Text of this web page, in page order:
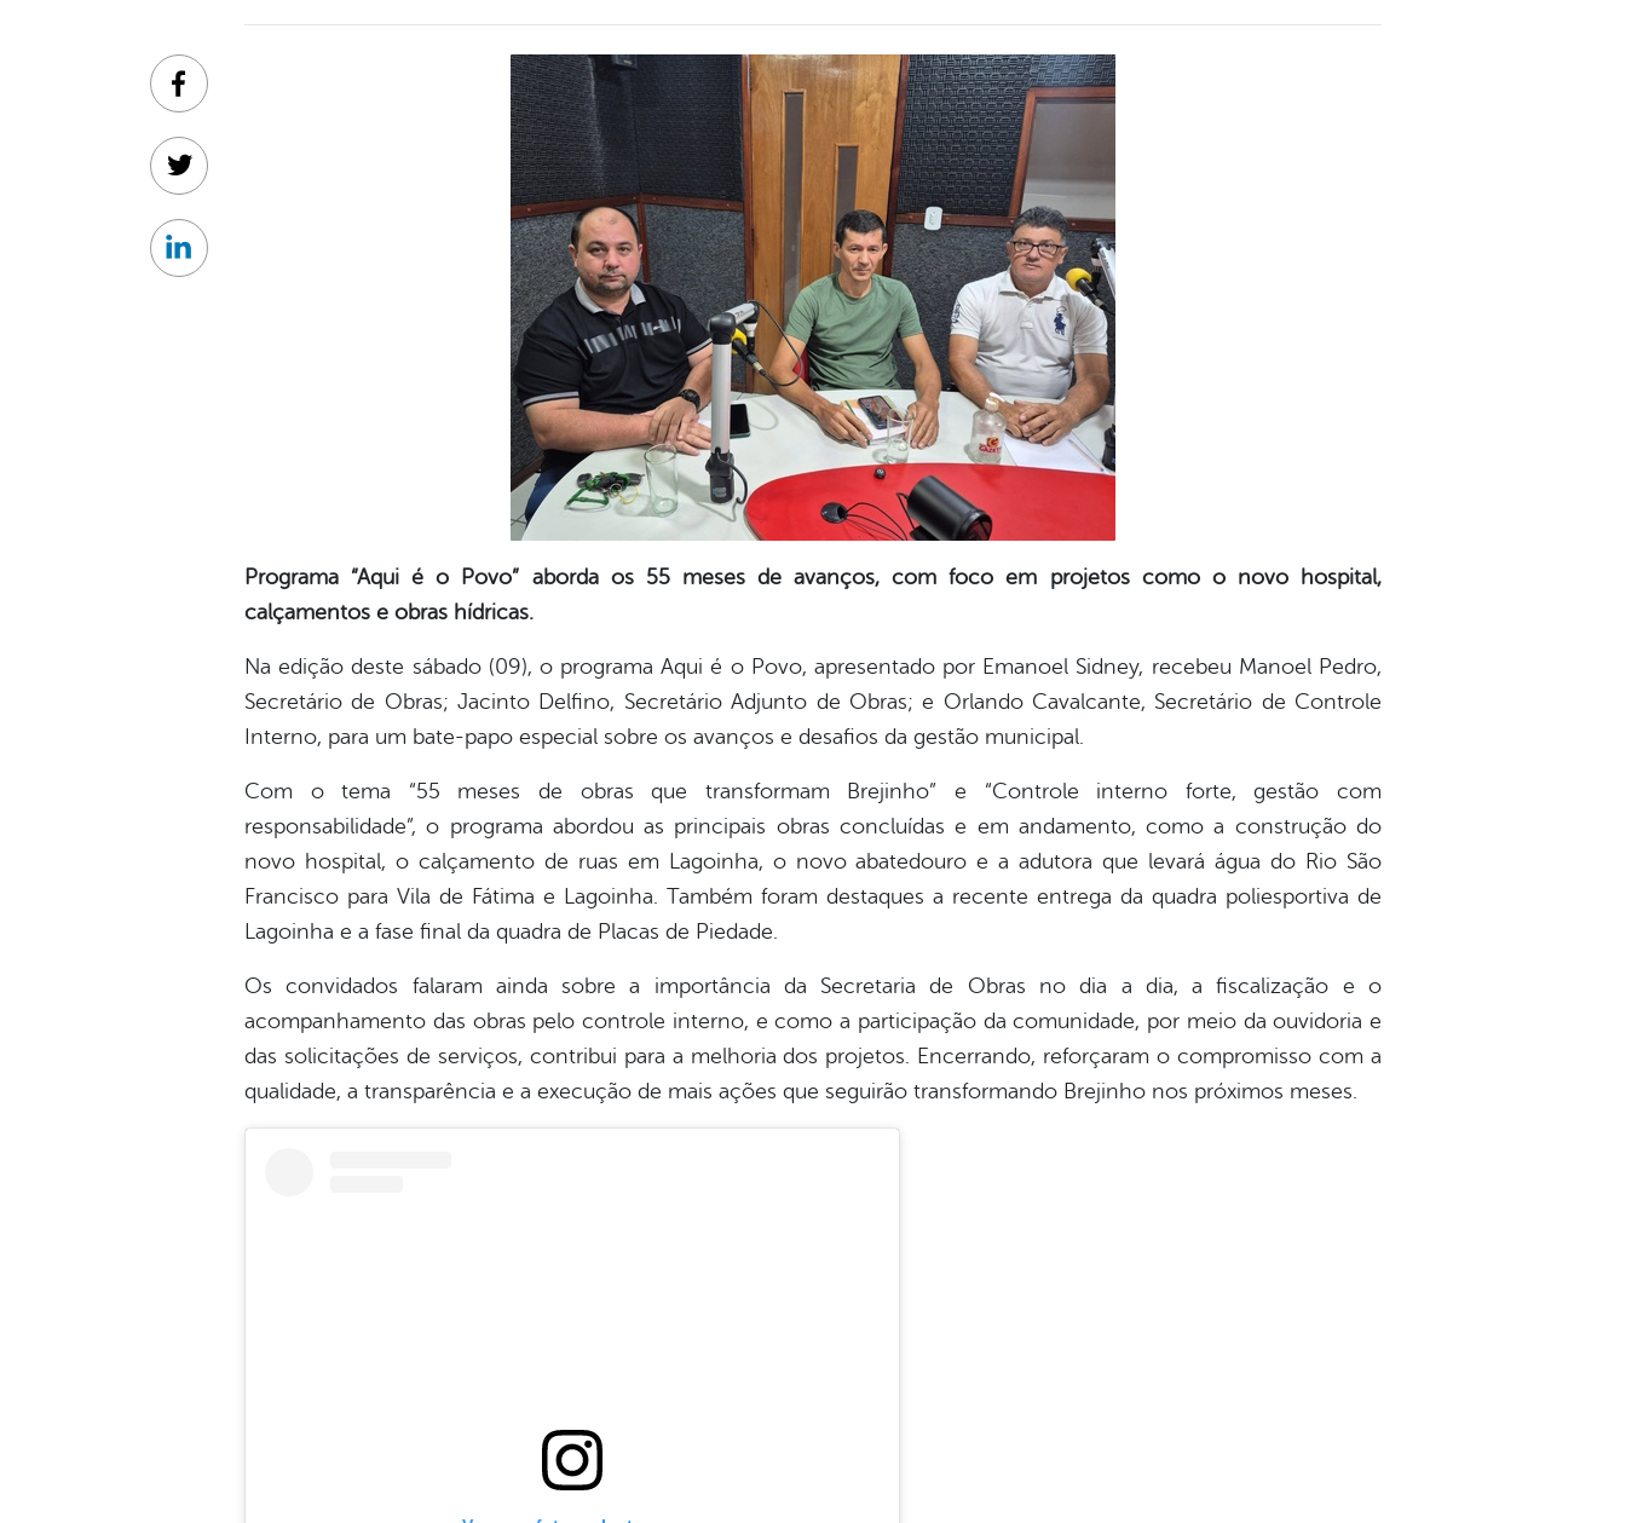
Programa “Aqui é o Povo” aborda os 55 meses de avanços, com foco em projetos como o novo hospital,
calçamentos e obras hídricas.
Na edição deste sábado (09), o programa Aqui é o Povo, apresentado por Emanoel Sidney, recebeu Manoel Pedro,
Secretário de Obras; Jacinto Delfino, Secretário Adjunto de Obras; e Orlando Cavalcante, Secretário de Controle
Interno, para um bate-papo especial sobre os avanços e desafios da gestão municipal.
Com o tema “55 meses de obras que transformam Brejinho” e “Controle interno forte, gestão com
responsabilidade”, o programa abordou as principais obras concluídas e em andamento, como a construção do
novo hospital, o calçamento de ruas em Lagoinha, o novo abatedouro e a adutora que levará água do Rio São
Francisco para Vila de Fátima e Lagoinha. Também foram destaques a recente entrega da quadra poliesportiva de
Lagoinha e a fase final da quadra de Placas de Piedade.
Os convidados falaram ainda sobre a importância da Secretaria de Obras no dia a dia, a fiscalização e o
acompanhamento das obras pelo controle interno, e como a participação da comunidade, por meio da ouvidoria e
das solicitações de serviços, contribui para a melhoria dos projetos. Encerrando, reforçaram o compromisso com a
qualidade, a transparência e a execução de mais ações que seguirão transformando Brejinho nos próximos meses.
Facebook
Twitter
Linkedin